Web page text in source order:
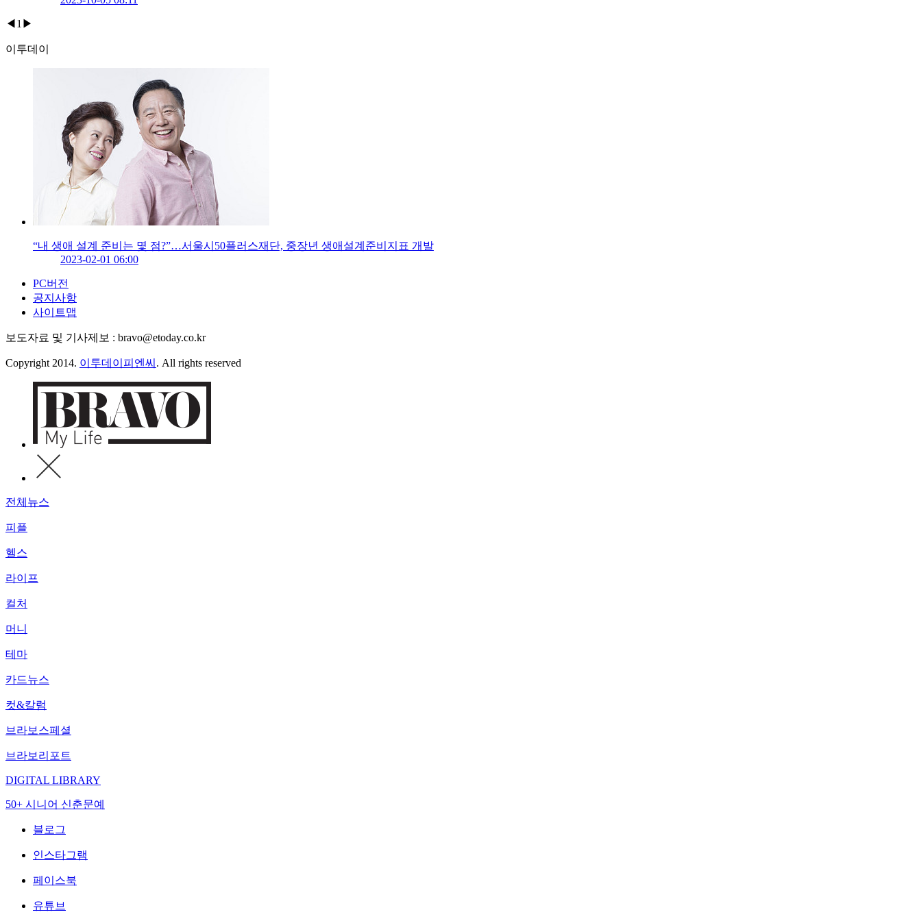
◀ 1 ▶
이투데이
“내 생애 설계 준비는 몇 점?”…서울시50플러스재단, 중장년 생애설계준비지표 개발
2023-02-01 06:00
PC버전
공지사항
사이트맵
보도자료 및 기사제보 : bravo@etoday.co.kr
Copyright 2014. 이투데이피엔씨 . All rights reserved
전체뉴스
피플
헬스
라이프
컬처
머니
테마
카드뉴스
컷&칼럼
브라보스페셜
브라보리포트
DIGITAL LIBRARY
50+ 시니어 신춘문예
블로그
인스타그램
페이스북
유튜브